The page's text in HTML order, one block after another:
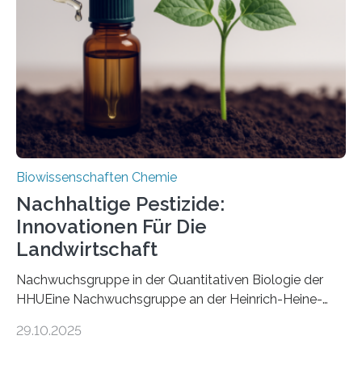
nun den Namen Cretosabethes primaevus. Dieser erste
fossile Nachweis einer Stechmückenlarve in Bernstein
stellt gleichzeitig den ersten Fossilfund einer
Mückenlarve aus dem Mesozoikum dar, denn…
Biowissenschaften Chemie
Nachhaltige Pestizide:
Innovationen Für Die
Landwirtschaft
Nachwuchsgruppe in der Quantitativen Biologie der
HHUEine Nachwuchsgruppe an der Heinrich-Heine-
fünf Jahren erforschen, wie Bakterien auf
29.10.2025